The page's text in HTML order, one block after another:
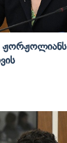
Ჟორჟოლიანს